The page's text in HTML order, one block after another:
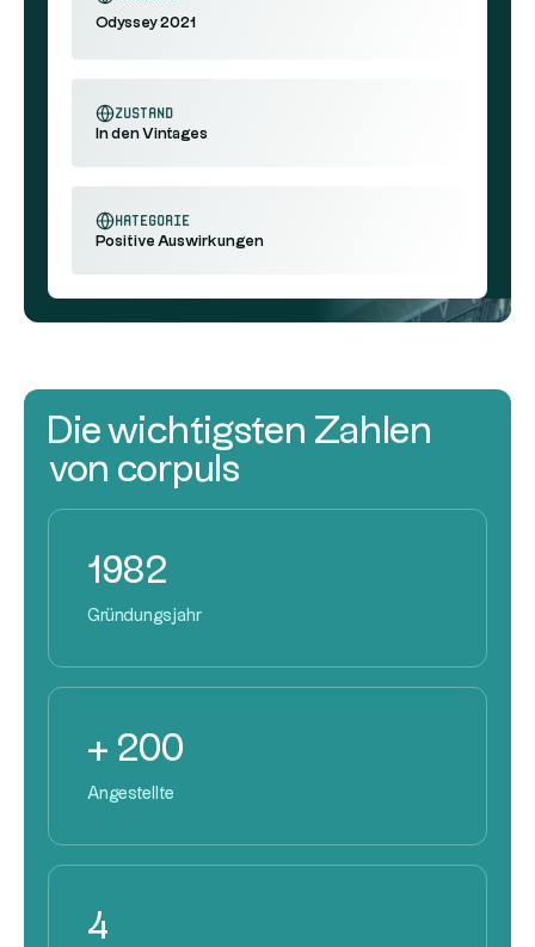
Odyssey 2021
Zustand
In den Vintages
Kategorie
Positive Auswirkungen
Die wichtigsten Zahlen
von corpuls
1982
Gründungsjahr
+ 200
Angestellte
4